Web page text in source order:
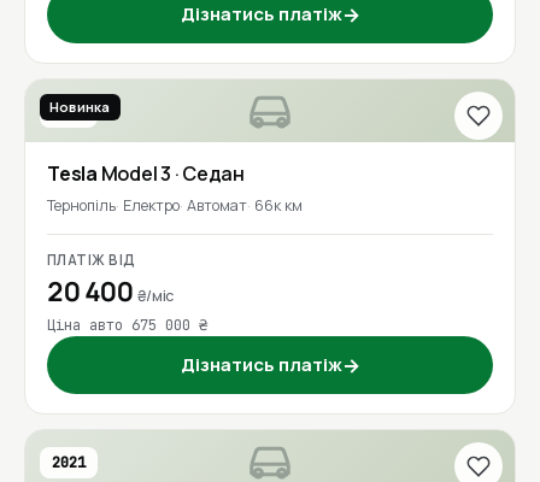
Дізнатись платіж→
2021
Новинка
Tesla Model 3 · Седан
Тернопіль Електро Автомат 66к км
ПЛАТІЖ ВІД
20 400 ₴/міс
Ціна авто 675 000 ₴
Дізнатись платіж→
2021